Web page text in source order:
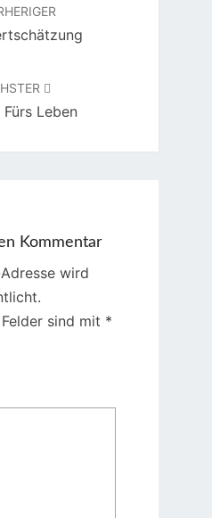
Fürs Leben
Kommentar
wird
sind mit *